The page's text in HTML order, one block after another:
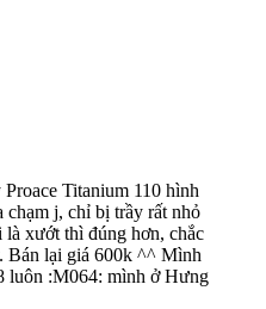
Titanium 110 hình
chạm j, chỉ bị trầy rất nhỏ
xướt thì đúng hơn, chắc
Bán lại giá 600k ^^ Mình
luôn :M064: mình ở Hưng